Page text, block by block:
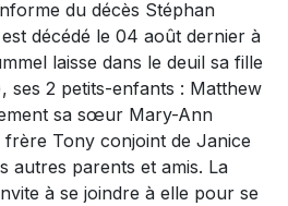
du décès Stéphan
décédé le 04 août dernier à
laisse dans le deuil sa fille
ses 2 petits-enfants : Matthew
sa sœur Mary-Ann
Tony conjoint de Janice
autres parents et amis. La
à se joindre à elle pour se